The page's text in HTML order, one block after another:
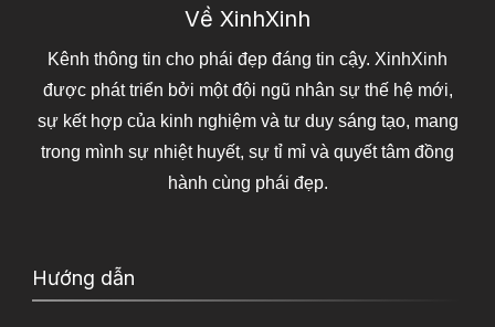
Về XinhXinh
Kênh thông tin cho phái đẹp đáng tin cậy. XinhXinh
được phát triển bởi một đội ngũ nhân sự thế hệ mới,
sự kết hợp của kinh nghiệm và tư duy sáng tạo, mang
trong mình sự nhiệt huyết, sự tỉ mỉ và quyết tâm đồng
hành cùng phái đẹp.
Hướng dẫn